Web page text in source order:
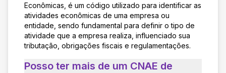
Econômicas, é um código utilizado para identificar as
atividades econômicas de uma empresa ou
entidade, sendo fundamental para definir o tipo de
atividade que a empresa realiza, influenciado sua
tributação, obrigações fiscais e regulamentações.
Posso ter mais de um CNAE de